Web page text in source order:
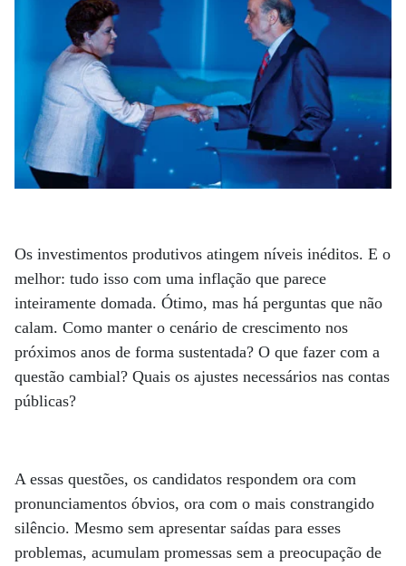
Os investimentos produtivos atingem níveis inéditos. E o
melhor: tudo isso com uma inflação que parece
inteiramente domada. Ótimo, mas há perguntas que não
calam. Como manter o cenário de crescimento nos
próximos anos de forma sustentada? O que fazer com a
questão cambial? Quais os ajustes necessários nas contas
públicas?
A essas questões, os candidatos respondem ora com
pronunciamentos óbvios, ora com o mais constrangido
silêncio. Mesmo sem apresentar saídas para esses
problemas, acumulam promessas sem a preocupação de